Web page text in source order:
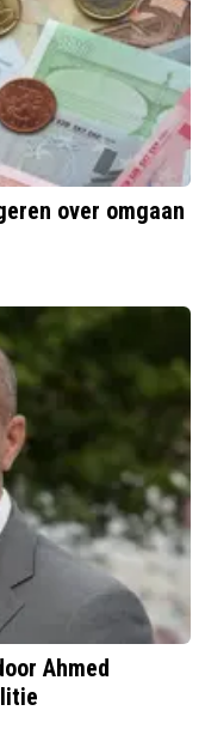
over omgaan
Ahmed